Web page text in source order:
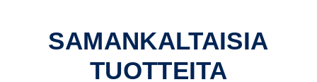
SAMANKALTAISIA
TUOTTEITA